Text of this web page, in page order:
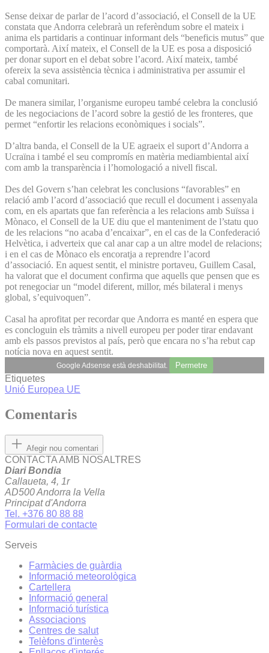
Sense deixar de parlar de l’acord d’associació, el Consell de la UE
constata que Andorra celebrarà un referèndum sobre el mateix i
anima els partidaris a continuar informant dels “beneficis mutus” que
comportarà. Així mateix, el Consell de la UE es posa a disposició
per donar suport en el debat sobre l’acord. Així mateix, també
ofereix la seva assistència tècnica i administrativa per assumir el
cabal comunitari.
De manera similar, l’organisme europeu també celebra la conclusió
de les negociacions de l’acord sobre la gestió de les fronteres, que
permet “enfortir les relacions econòmiques i socials”.
D’altra banda, el Consell de la UE agraeix el suport d’Andorra a
Ucraïna i també el seu compromís en matèria mediambiental així
com amb la transparència i l’homologació a nivell fiscal.
Des del Govern s’han celebrat les conclusions “favorables” en
relació amb l’acord d’associació que recull el document i assenyala
com, en els apartats que fan referència a les relacions amb Suïssa i
Mònaco, el Consell de la UE diu que el manteniment de l’statu quo
de les relacions “no acaba d’encaixar”, en el cas de la Confederació
Helvètica, i adverteix que cal anar cap a un altre model de relacions;
i en el cas de Mònaco els encoratja a reprendre l’acord
d’associació. En aquest sentit, el ministre portaveu, Guillem Casal,
ha valorat que el document confirma que aquells que pensen que es
pot renegociar un “model diferent, millor, més bilateral i menys
global, s’equivoquen”.
Casal ha aprofitat per recordar que Andorra es manté en espera que
es concloguin els tràmits a nivell europeu per poder tirar endavant
amb els passos previstos al país, però que encara no s’ha rebut cap
notícia nova en aquest sentit.
Google Adsense està deshabilitat. Permetre
Etiquetes
Unió Europea UE
Comentaris
Afegir nou comentari
CONTACTA AMB NOSALTRES
Diari Bondia
Callaueta, 4, 1r
AD500 Andorra la Vella
Principat d'Andorra
Tel. +376 80 88 88
Formulari de contacte
Serveis
Farmàcies de guàrdia
Informació meteorològica
Cartellera
Informació general
Informació turística
Associacions
Centres de salut
Telèfons d'interès